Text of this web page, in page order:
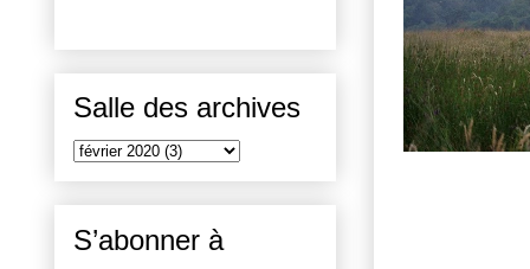
Salle des archives
S’abonner à